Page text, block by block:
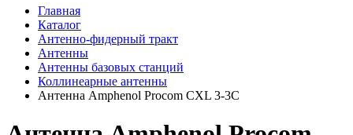
Главная
Каталог
Антенно-фидерный тракт
Антенны
Антенны базовых станций
Коллинеарные антенны
Антенна Amphenol Procom CXL 3-3C